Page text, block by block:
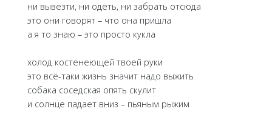
ни вывезти, ни одеть, ни забрать отсюда
это они говорят – что она пришла
а я то знаю – это просто кукла
холод костенеющей твоей руки
это всё-таки жизнь значит надо выжить
собака соседская опять скулит
и солнце падает вниз – пьяным рыжим